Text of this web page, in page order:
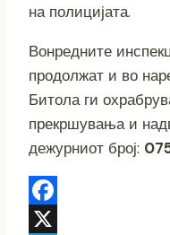
на полицијата.
Вонредните
продолжат и во
Битола ги
прекршувања и
дежурниот број:
Facebook